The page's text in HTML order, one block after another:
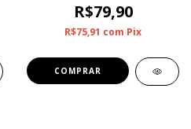
R$79,90
R$75,91 com Pix